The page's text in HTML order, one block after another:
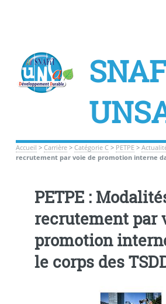
Accueil > Carrière> Catégorie C> PETPE>
recrutement par voie de promotion interne
PETPE :
recrutement par
promotion
le corps des